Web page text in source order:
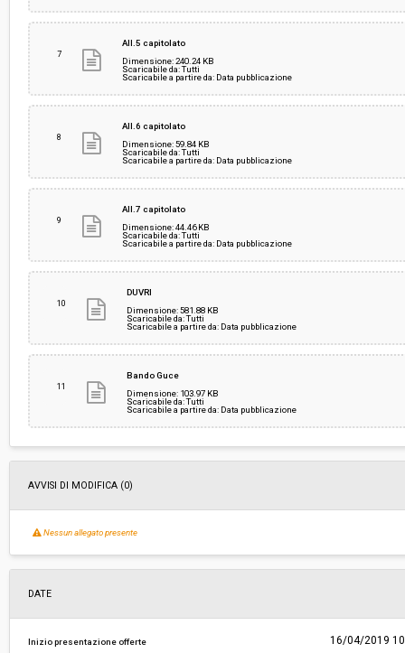
7
All.5 capitolato
Dimensione: 240.24 KB
Scaricabile da: Tutti
Scaricabile a partire da: Data pubblicazione
8
All.6 capitolato
Dimensione: 59.84 KB
Scaricabile da: Tutti
Scaricabile a partire da: Data pubblicazione
9
All.7 capitolato
Dimensione: 44.46 KB
Scaricabile da: Tutti
Scaricabile a partire da: Data pubblicazione
10
DUVRI
Dimensione: 581.88 KB
Scaricabile da: Tutti
Scaricabile a partire da: Data pubblicazione
11
Bando Guce
Dimensione: 103.97 KB
Scaricabile da: Tutti
Scaricabile a partire da: Data pubblicazione
AVVISI DI MODIFICA (0)
Nessun allegato presente
DATE
Inizio presentazione offerte 16/04/2019